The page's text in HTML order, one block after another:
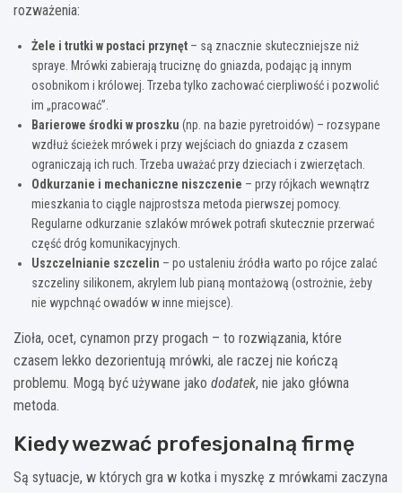
rozważenia:
Żele i trutki w postaci przynęt – są znacznie skuteczniejsze niż
spraye. Mrówki zabierają truciznę do gniazda, podając ją innym
osobnikom i królowej. Trzeba tylko zachować cierpliwość i pozwolić
im „pracować”.
Barierowe środki w proszku (np. na bazie pyretroidów) – rozsypane
wzdłuż ścieżek mrówek i przy wejściach do gniazda z czasem
ograniczają ich ruch. Trzeba uważać przy dzieciach i zwierzętach.
Odkurzanie i mechaniczne niszczenie – przy rójkach wewnątrz
mieszkania to ciągle najprostsza metoda pierwszej pomocy.
Regularne odkurzanie szlaków mrówek potrafi skutecznie przerwać
część dróg komunikacyjnych.
Uszczelnianie szczelin – po ustaleniu źródła warto po rójce zalać
szczeliny silikonem, akrylem lub pianą montażową (ostrożnie, żeby
nie wypchnąć owadów w inne miejsce).
Zioła, ocet, cynamon przy progach – to rozwiązania, które
czasem lekko dezorientują mrówki, ale raczej nie kończą
problemu. Mogą być używane jako dodatek, nie jako główna
metoda.
Kiedy wezwać profesjonalną firmę
Są sytuacje, w których gra w kotka i myszkę z mrówkami zaczyna